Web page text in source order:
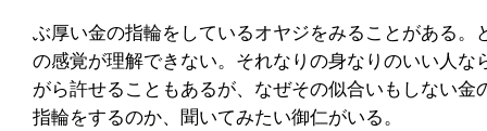
ぶ厚い金の指輪をしているオヤジをみることがある。
の感覚が理解できない。それなりの身なりのいい人な
がら許せることもあるが、なぜその似合いもしない金
指輪をするのか、聞いてみたい御仁がいる。